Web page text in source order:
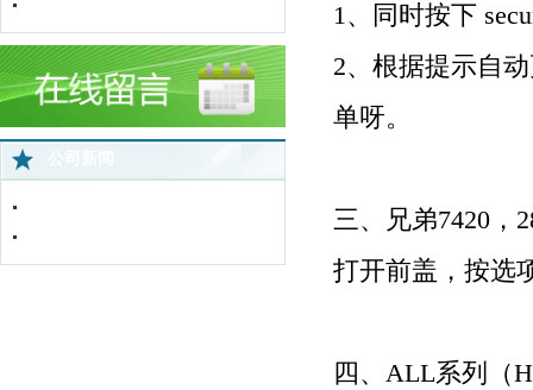
1、同时按下
2、根据提示自
单呀。
三、兄弟7420 ，
打开前盖，按选
四、 ALL系列（